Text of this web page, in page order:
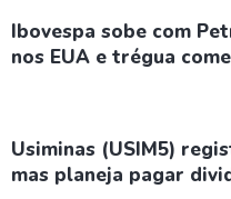
Ibovespa sobe com
nos EUA e trégua
Usiminas (USIM5)
mas planeja pagar